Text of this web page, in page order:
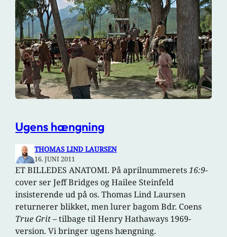
Ugens hængning
THOMAS LIND LAURSEN
16. JUNI 2011
ET BILLEDES ANATOMI. På aprilnummerets16:9-
cover ser Jeff Bridges og Hailee Steinfeld
insisterende ud på os. Thomas Lind Laursen
returnerer blikket, men lurer bagom Bdr. Coens
True Grit– tilbage til Henry Hathaways 1969-
version. Vi bringer ugens hængning.